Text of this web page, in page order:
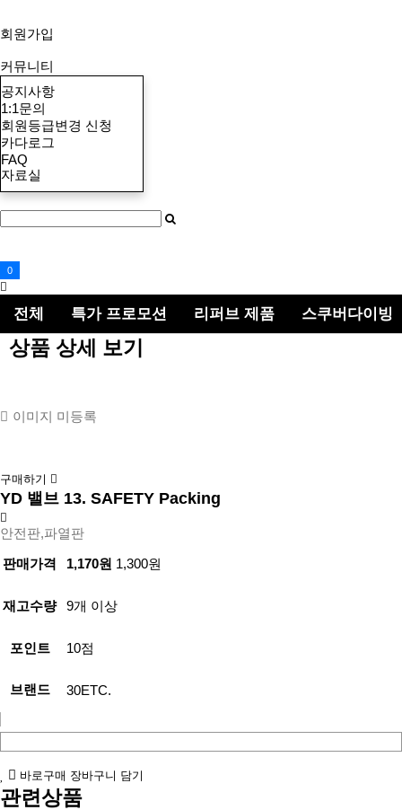
회원가입
커뮤니티
공지사항
1:1문의
회원등급변경 신청
카다로그
FAQ
자료실
0
검
튼
전체 특가 프로모션 리퍼브 제품 스쿠버다이빙
상품 상세 보기
이미지 미등록
구매하기
YD 밸브 13. SAFETY Packing
안전판,파열판
판매가격
1,170원 1,300원
재고수량 9개 이상
포인트 10점
브랜드 30ETC.
바로구매 장바구니 담기
관련상품